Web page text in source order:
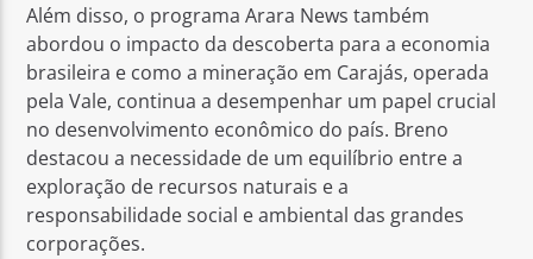
Além disso, o programa Arara News também
abordou o impacto da descoberta para a economia
brasileira e como a mineração em Carajás, operada
pela Vale, continua a desempenhar um papel crucial
no desenvolvimento econômico do país. Breno
destacou a necessidade de um equilíbrio entre a
exploração de recursos naturais e a
responsabilidade social e ambiental das grandes
corporações.